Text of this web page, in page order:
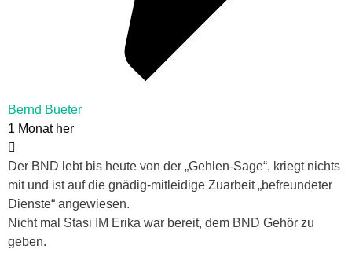
Bernd Bueter
1 Monat her
Der BND lebt bis heute von der „Gehlen-Sage“, kriegt nichts
mit und ist auf die gnädig-mitleidige Zuarbeit „befreundeter
Dienste“ angewiesen.
Nicht mal Stasi IM Erika war bereit, dem BND Gehör zu
geben.